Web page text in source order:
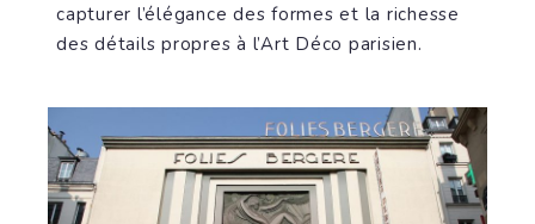
capturer l’élégance des formes et la richesse
des détails propres à l’Art Déco parisien.